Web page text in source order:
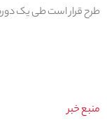
طرح قرار است طی یک دوره شش ساله
منبع خبر